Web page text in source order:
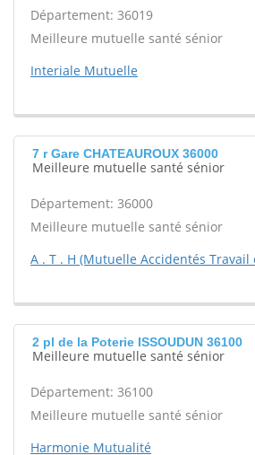
Département: 36019
Meilleure mutuelle santé sénior
Interiale Mutuelle
7 r Gare CHATEAUROUX 36000
Meilleure mutuelle santé sénior
Département: 36000
Meilleure mutuelle santé sénior
A . T . H (Mutuelle Accidentés Travail
2 pl de la Poterie ISSOUDUN 36100
Meilleure mutuelle santé sénior
Département: 36100
Meilleure mutuelle santé sénior
Harmonie Mutualité